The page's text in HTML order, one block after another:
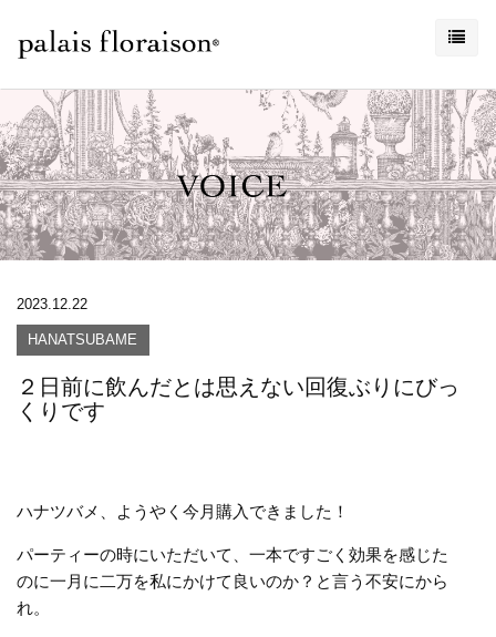
2023.12.22
HANATSUBAME
２日前に飲んだとは思えない回復ぶりにびっ
くりです
ハナツバメ、ようやく今月購入できました！
パーティーの時にいただいて、一本ですごく効果を感じた
のに一月に二万を私にかけて良いのか？と言う不安にから
れ。